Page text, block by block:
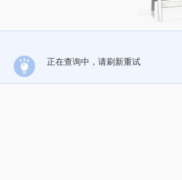
正在查询中，请刷新重试